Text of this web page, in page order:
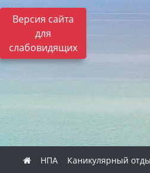
Версия сайта
для
слабовидящих
НПА Каникулярный